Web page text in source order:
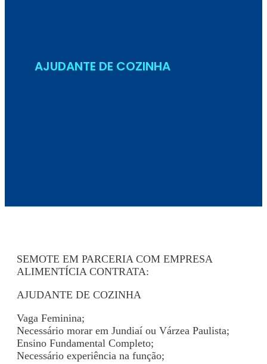
AJUDANTE DE COZINHA
SEMOTE EM PARCERIA COM EMPRESA
ALIMENTÍCIA CONTRATA:
AJUDANTE DE COZINHA
Vaga Feminina;
Necessário morar em Jundiaí ou Várzea Paulista;
Ensino Fundamental Completo;
Necessário experiência na função;